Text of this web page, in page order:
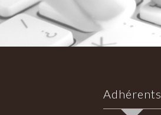
Adhérents